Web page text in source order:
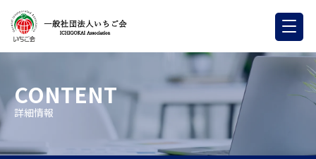
CONTENT
詳細情報